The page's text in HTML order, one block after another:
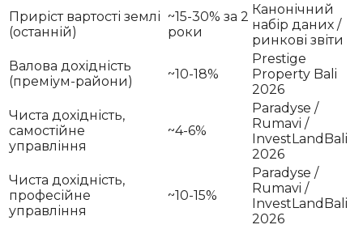
Приріст вартості землі
(останній)
~15-30% за 2
роки
Канонічний
набір даних /
ринкові звіти
Валова дохідність
(преміум-райони)
~10-18%
Prestige
Property Bali
2026
Чиста дохідність,
самостійне
управління
~4-6%
Paradyse /
Rumavi /
InvestLandBali
2026
Чиста дохідність,
професійне
управління
~10-15%
Paradyse /
Rumavi /
InvestLandBali
2026